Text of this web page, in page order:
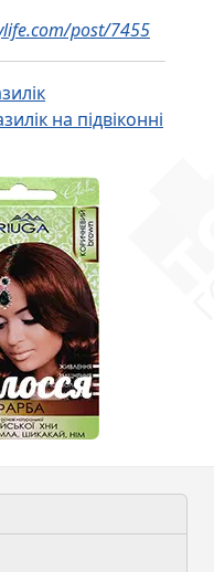
post/7455
на підвіконні